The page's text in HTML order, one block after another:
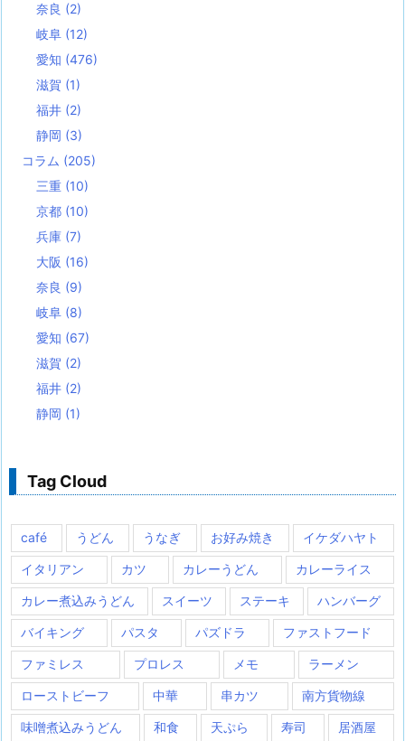
奈良 (2)
岐阜 (12)
愛知 (476)
滋賀 (1)
福井 (2)
静岡 (3)
コラム (205)
三重 (10)
京都 (10)
兵庫 (7)
大阪 (16)
奈良 (9)
岐阜 (8)
愛知 (67)
滋賀 (2)
福井 (2)
静岡 (1)
Tag Cloud
café うどん うなぎ お好み焼き イケダハヤト
イタリアン カツ カレーうどん カレーライス
カレー煮込みうどん スイーツ ステーキ ハンバーグ
バイキング パスタ パズドラ ファストフード
ファミレス プロレス メモ ラーメン
ローストビーフ 中華 串カツ 南方貨物線
味噌煮込みうどん 和食 天ぷら 寿司 居酒屋